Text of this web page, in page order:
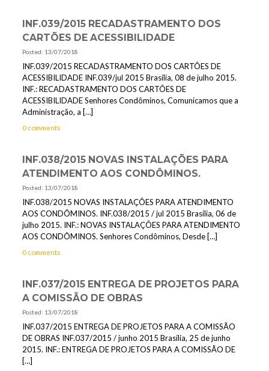
INF.039/2015 RECADASTRAMENTO DOS
CARTÕES DE ACESSIBILIDADE
Posted: 13/07/2018
INF.039/2015 RECADASTRAMENTO DOS CARTÕES DE
ACESSIBILIDADE INF.039/jul 2015 Brasília, 08 de julho 2015.
INF.: RECADASTRAMENTO DOS CARTÕES DE
ACESSIBILIDADE Senhores Condôminos, Comunicamos que a
Administração, a […]
0 comments
INF.038/2015 NOVAS INSTALAÇÕES PARA
ATENDIMENTO AOS CONDÔMINOS.
Posted: 13/07/2018
INF.038/2015 NOVAS INSTALAÇÕES PARA ATENDIMENTO
AOS CONDÔMINOS. INF.038/2015 / jul 2015 Brasília, 06 de
julho 2015. INF.: NOVAS INSTALAÇÕES PARA ATENDIMENTO
AOS CONDÔMINOS. Senhores Condôminos, Desde[…]
0 comments
INF.037/2015 ENTREGA DE PROJETOS PARA
A COMISSÃO DE OBRAS
Posted: 13/07/2018
INF.037/2015 ENTREGA DE PROJETOS PARA A COMISSÃO
DE OBRAS INF.037/2015 / junho 2015 Brasília, 25 de junho
2015. INF.: ENTREGA DE PROJETOS PARA A COMISSÃO DE
[…]